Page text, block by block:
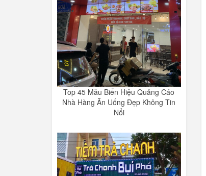
Top 45 Mẫu Biển Hiệu Quảng Cáo
Nhà Hàng Ăn Uống Đẹp Không Tin
Nổi